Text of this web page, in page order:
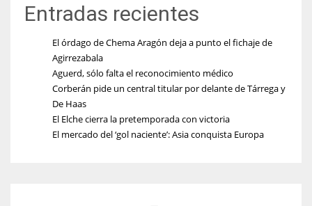
Entradas recientes
El órdago de Chema Aragón deja a punto el fichaje de
Agirrezabala
Aguerd, sólo falta el reconocimiento médico
Corberán pide un central titular por delante de Tárrega y
De Haas
El Elche cierra la pretemporada con victoria
El mercado del ‘gol naciente’: Asia conquista Europa